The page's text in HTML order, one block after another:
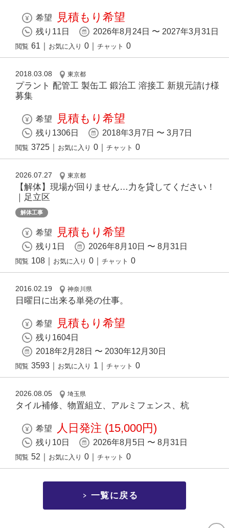
希望 見積もり希望
残り11日 2026年8月24日 〜 2027年3月31日
閲覧 61 お気に入り 0 チャット 0
2018.03.08 東京都
プラント 配管工 製缶工 鍛治工 溶接工 新規元請け様
募集
希望 見積もり希望
残り1306日 2018年3月7日 〜 3月7日
閲覧 3725 お気に入り 0 チャット 0
2026.07.27 東京都
【解体】現場が回りません…力を貸してください！
｜足立区
解体工事
希望 見積もり希望
残り1日 2026年8月10日 〜 8月31日
閲覧 108 お気に入り 0 チャット 0
2016.02.19 神奈川県
日曜日に出来る単発の仕事。
希望 見積もり希望
残り1604日
2018年2月28日 〜 2030年12月30日
閲覧 3593 お気に入り 1 チャット 0
2026.08.05 埼玉県
タイル補修、物置組立、アルミフェンス、杭
希望 人日発注 (15,000円)
残り10日 2026年8月5日 〜 8月31日
閲覧 52 お気に入り 0 チャット 0
一覧に戻る